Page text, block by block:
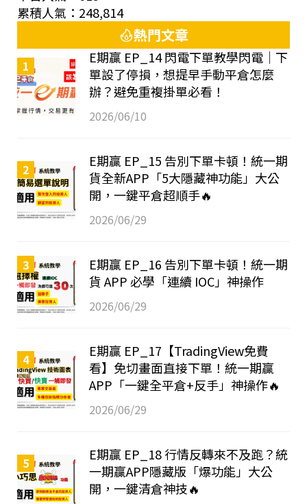
累積人氣：248,814
熱門文章
1
E期贏 EP_14 閃電下單教學閃電｜下
單設了停損，想提早手動平倉怎麼
辦？避免重複掛單必看！
2026/06/10
2
E期贏 EP_15 告別下單卡頓！統一期
貨全新APP「5大隱藏神功能」大公
開，一鍵平倉超順手🔥
2026/06/29
3
E期贏 EP_16 告別下單卡頓！統一期
貨 APP 必學「連續 IOC」神操作
2026/06/29
4
E期贏 EP_17【TradingView免費
看】免切畫面直接下單！統一期贏
APP「一鍵全平倉+反手」神操作🔥
2026/06/29
5
E期贏 EP_18 行情反轉來不及跑？統
一期贏APP隱藏版「爆功能」大公
開，一鍵清倉神技🔥